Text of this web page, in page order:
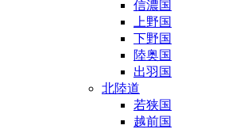
信濃国
上野国
下野国
陸奥国
出羽国
北陸道
若狭国
越前国